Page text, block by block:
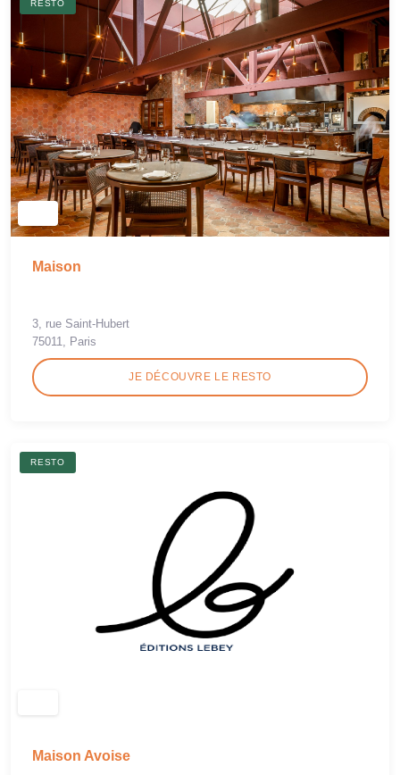
RESTO
Maison
3, rue Saint-Hubert
75011, Paris
JE DÉCOUVRE LE RESTO
RESTO
Maison Avoise